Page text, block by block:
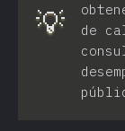
💡
de